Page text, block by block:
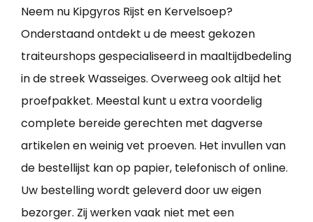
Neem nu Kipgyros Rijst en Kervelsoep?
Onderstaand ontdekt u de meest gekozen
traiteurshops gespecialiseerd in maaltijdbedeling
in de streek Wasseiges. Overweeg ook altijd het
proefpakket. Meestal kunt u extra voordelig
complete bereide gerechten met dagverse
artikelen en weinig vet proeven. Het invullen van
de bestellijst kan op papier, telefonisch of online.
Uw bestelling wordt geleverd door uw eigen
bezorger. Zij werken vaak niet met een